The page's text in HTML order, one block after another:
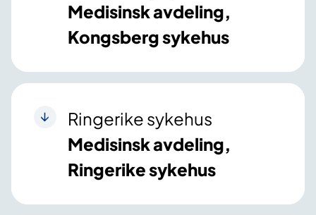
Medisinsk avdeling,
Kongsberg sykehus
Ringerike sykehus
Medisinsk avdeling,
Ringerike sykehus